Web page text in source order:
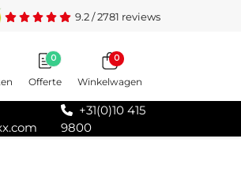
9.2/2781 reviews
Offerte
0 0
Winkelwagen
+31(0)10 415
9800